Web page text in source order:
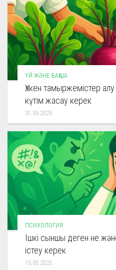
ҮЙ ЖӘНЕ БАҚША
Үлкен тамыржемістер
күтім жасау керек
31.05.2025
ПСИХОЛОГИЯ
Ішкі сыншы деген не
істеу керек
15.05.2025